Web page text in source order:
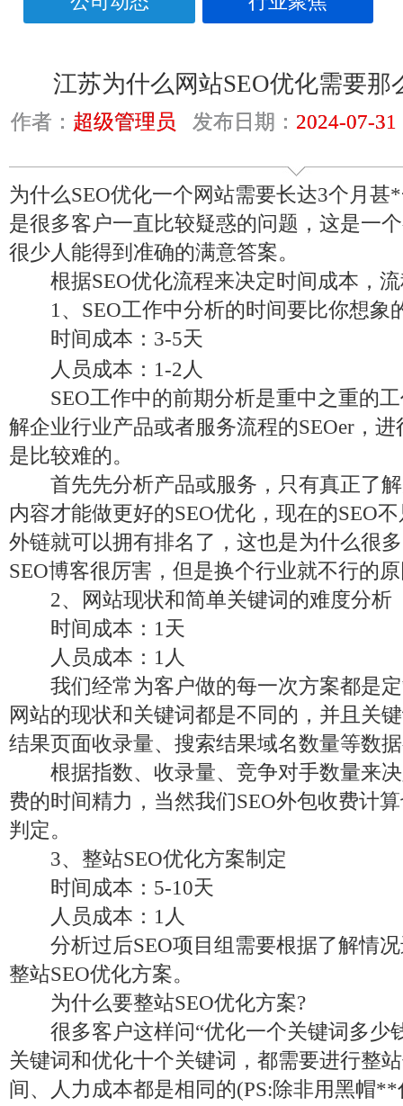
江苏为什么网站SEO优化需要那
作者： 超级管理员 发布日期： 2024-07-31
为什么SEO优化一个网站需要长达3个月甚
是很多客户一直比较疑惑的问题，这是一
很少人能得到准确的满意答案。
根据SEO优化流程来决定时间成本，流
1、SEO工作中分析的时间要比你想象
时间成本：3-5天
人员成本：1-2人
SEO工作中的前期分析是重中之重的工
解企业行业产品或者服务流程的SEOer，
是比较难的。
首先先分析产品或服务，只有真正了解
内容才能做更好的SEO优化，现在的SEO
外链就可以拥有排名了，这也是为什么很
SEO博客很厉害，但是换个行业就不行的
2、网站现状和简单关键词的难度分析
时间成本：1天
人员成本：1人
我们经常为客户做的每一次方案都是定
网站的现状和关键词都是不同的，并且关
结果页面收录量、搜索结果域名数量等数
根据指数、收录量、竞争对手数量来决
费的时间精力，当然我们SEO外包收费计
判定。
3、整站SEO优化方案制定
时间成本：5-10天
人员成本：1人
分析过后SEO项目组需要根据了解情况
整站SEO优化方案。
为什么要整站SEO优化方案?
很多客户这样问“优化一个关键词多少
关键词和优化十个关键词，都需要进行整
间、人力成本都是相同的(PS:除非用黑帽